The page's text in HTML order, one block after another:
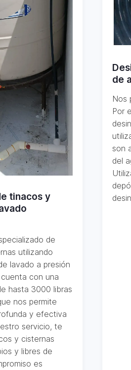
tinacos y
de
utilizando
lavado a presión
con una
hasta 3000 libras
nos permite
y efectiva
servicio, te
y cisternas
y libres de
es
de
Nos
Por
son
del